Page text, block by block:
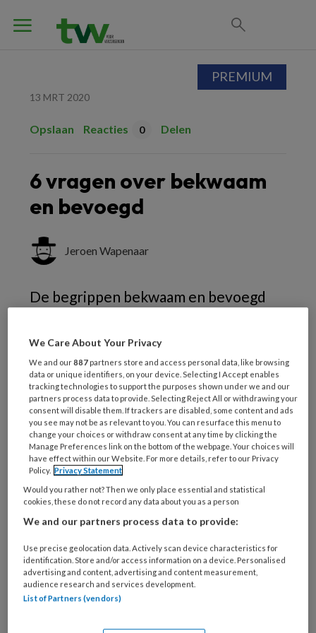
13 MRT 2020
Opslaan Reacties 0 Delen
6 vragen over bekwaam
en bevoegd
Jeroen Wapenaar
De begrippen bekwaam en bevoegd
verwarring. Wanneer ben je bekwaam,
wanneer ben je bevoegd en wat
betekent dit voor je werk?
Wat is het verschil tussen
bekwaam
PREMIUM
Bekijk de mogelijkheden
PREMIUM
We Care About Your Privacy
We and our887 partners store and access personal data, like browsing
data or unique identifiers, on your device. Selecting I Accept enables
tracking technologies to support the purposes shown under we and our
partners process data to provide. Selecting Reject All or withdrawing your
consent will disable them. If trackers are disabled, some content and ads
you see may not be as relevant to you. You can resurface this menu to
change your choices or withdraw consent at any time by clicking the
Manage Preferences link on the bottom of the webpage. Your choices will
have effect within our Website. For more details, refer to our Privacy
Policy. Privacy Statement
Would you rather not? Then we only place essential and statistical
cookies, these do not record any data about you as a person
We and our partners process data to provide:
Use precise geolocation data. Actively scan device characteristics for
identification. Store and/or access information on a device. Personalised
advertising and content, advertising and content measurement,
audience research and services development.
List of Partners (vendors)